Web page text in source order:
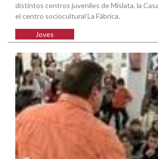
distintos centros juveniles de Mislata, la
el centro sociocultural La Fábrica.
Joves